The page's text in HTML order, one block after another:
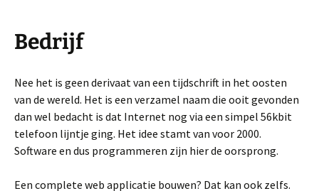
Bedrijf
Nee het is geen derivaat van een tijdschrift in het oosten
van de wereld. Het is een verzamel naam die ooit gevonden
dan wel bedacht is dat Internet nog via een simpel 56kbit
telefoon lijntje ging. Het idee stamt van voor 2000.
Software en dus programmeren zijn hier de oorsprong.
Een complete web applicatie bouwen? Dat kan ook zelfs.